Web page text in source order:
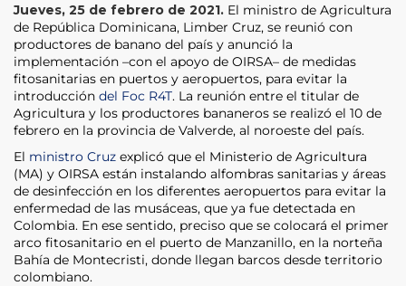
Jueves, 25 de febrero de 2021. El ministro de Agricultura
de República Dominicana, Limber Cruz, se reunió con
productores de banano del país y anunció la
implementación –con el apoyo de OIRSA– de medidas
fitosanitarias en puertos y aeropuertos, para evitar la
introducción del Foc R4T. La reunión entre el titular de
Agricultura y los productores bananeros se realizó el 10 de
febrero en la provincia de Valverde, al noroeste del país.
El ministro Cruz explicó que el Ministerio de Agricultura
(MA) y OIRSA están instalando alfombras sanitarias y áreas
de desinfección en los diferentes aeropuertos para evitar la
enfermedad de las musáceas, que ya fue detectada en
Colombia. En ese sentido, preciso que se colocará el primer
arco fitosanitario en el puerto de Manzanillo, en la norteña
Bahía de Montecristi, donde llegan barcos desde territorio
colombiano.